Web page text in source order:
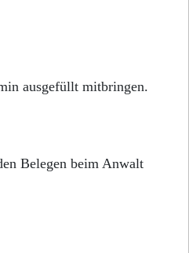
ausgefüllt mitbringen.
Belegen beim Anwalt